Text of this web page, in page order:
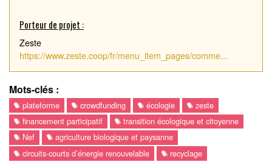
Porteur de projet :
Zeste
https://www.zeste.coop/fr/menu_item_pages/comme...
Mots-clés :
plateforme crowdfunding écologie
zeste
financement participatif
transition écologique et citoyenne
Nef
agriculture biologique et paysanne
circuits-courts d’énergie renouvelable
recyclage